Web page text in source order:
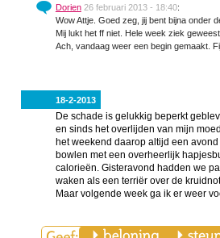
Dorien 26 februari 2013 - 18:40:
Wow Attje. Goed zeg, jij bent bijna onder
Mij lukt het ff niet. Hele week ziek
Ach, vandaag weer een begin gemaakt.
18-2-2013
De schade is gelukkig beperkt
en sinds het overlijden van mijn
het weekend daarop altijd een
bowlen met een overheerlijk
calorieën. Gisteravond hadden we
waken als een terriër over de
Maar volgende week ga ik er weer